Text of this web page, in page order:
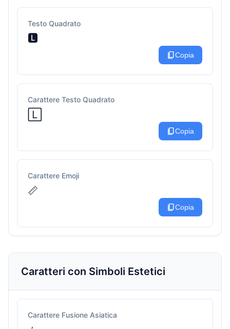
Testo Quadrato
🅻
content_copyCopia
Carattere Testo Quadrato
🄻
content_copyCopia
Carattere Emoji
📏
content_copyCopia
Caratteri con Simboli Estetici
Carattere Fusione Asiatica